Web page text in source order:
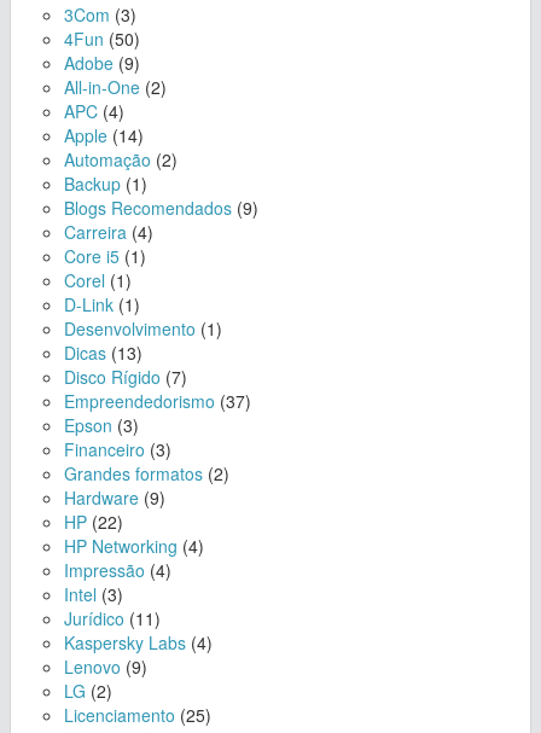
3Com (3)
4Fun (50)
Adobe (9)
All-in-One (2)
APC (4)
Apple (14)
Automação (2)
Backup (1)
Blogs Recomendados (9)
Carreira (4)
Core i5 (1)
Corel (1)
D-Link (1)
Desenvolvimento (1)
Dicas (13)
Disco Rígido (7)
Empreendedorismo (37)
Epson (3)
Financeiro (3)
Grandes formatos (2)
Hardware (9)
HP (22)
HP Networking (4)
Impressão (4)
Intel (3)
Jurídico (11)
Kaspersky Labs (4)
Lenovo (9)
LG (2)
Licenciamento (25)